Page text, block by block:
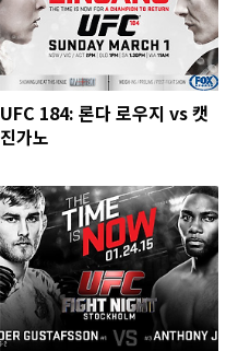
UFC 184: 론다 로우지 vs 캣
진가노